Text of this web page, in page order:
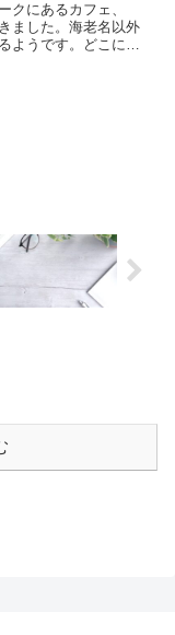
クにあるカフェ、
ました。海老名以外
ようです。どこにあ